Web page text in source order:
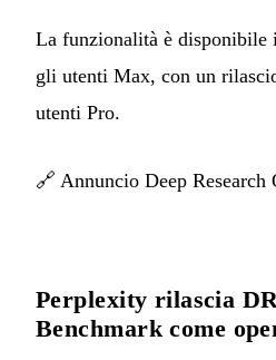
La funzionalità è disponibile
gli utenti Max, con un
utenti Pro.
🔗 Annuncio Deep Research
Perplexity rilascia
Benchmark come